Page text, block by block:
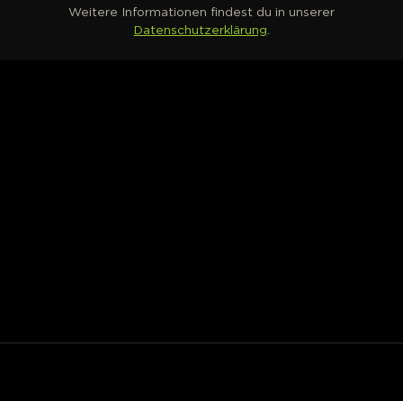
Kein Produkt definiert
Weitere Informationen findest du in unserer
Datenschutzerklärung